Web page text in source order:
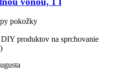
pokožky
produktov na sprchovanie